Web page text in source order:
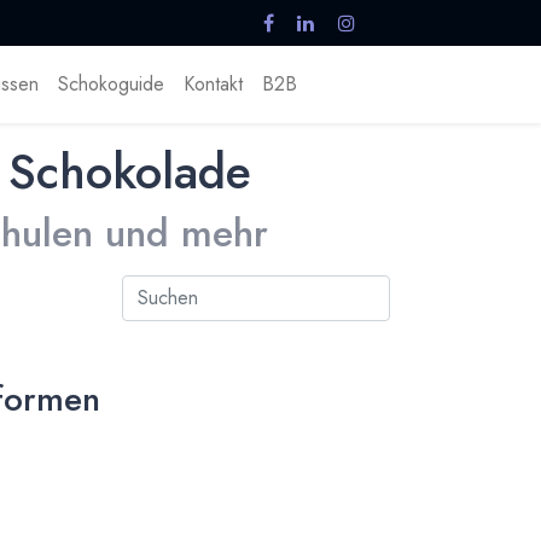
Schokoguide Kontakt B2B
und mehr